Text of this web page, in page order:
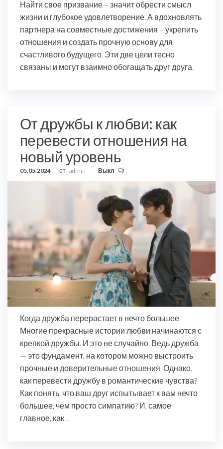
Найти свое призвание – значит обрести смысл
жизни и глубокое удовлетворение. А вдохновлять
партнера на совместные достижения – укрепить
отношения и создать прочную основу для
счастливого будущего. Эти две цели тесно
связаны и могут взаимно обогащать друг друга.
От дружбы к любви: как
перевести отношения на
новый уровень
05.05.2024 от admin Выкл
Когда дружба перерастает в нечто большее
Многие прекрасные истории любви начинаются с
крепкой дружбы. И это не случайно. Ведь дружба
— это фундамент, на котором можно выстроить
прочные и доверительные отношения. Однако,
как перевести дружбу в романтические чувства?
Как понять, что ваш друг испытывает к вам нечто
большее, чем просто симпатию? И, самое
главное, как…